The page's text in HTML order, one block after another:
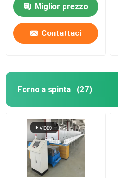
Casa
per la sinterizzazione
dei materiali della
batteria al litio
Miglior prezzo
Contattaci
Forno a spinta (27)